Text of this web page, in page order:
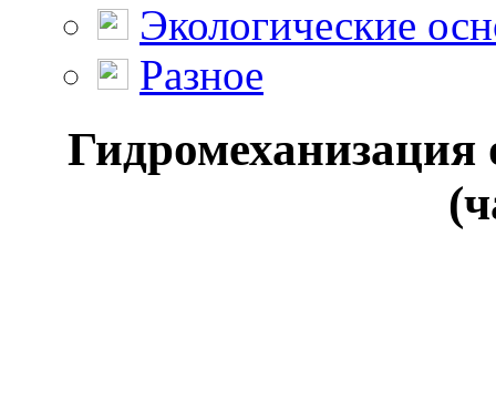
Экологические
Разное